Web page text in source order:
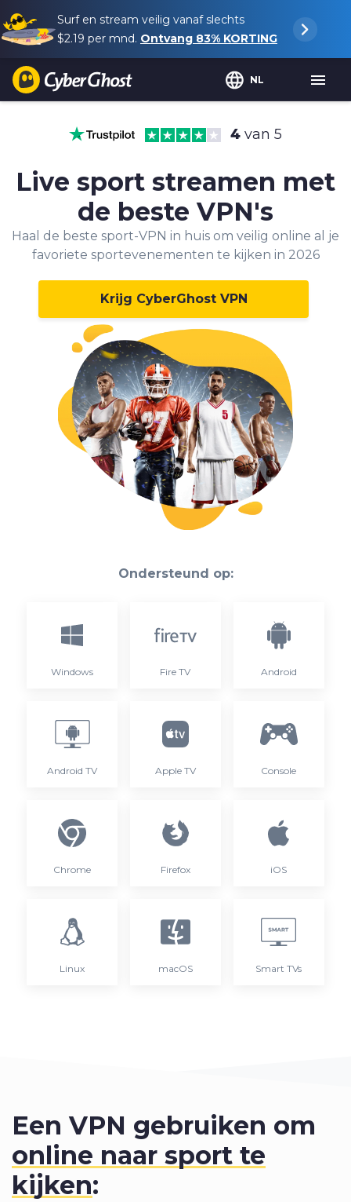
Surf en stream veilig vanaf slechts
$2.19 per mnd. Ontvang 83% KORTING
NL
4 van 5
Live sport streamen met
de beste VPN's
Haal de beste sport-VPN in huis om veilig online al je
favoriete sportevenementen te kijken in 2026
Krijg CyberGhost VPN
Ondersteund op:
Windows Fire TV Android
Android TV Apple TV Console
Chrome Firefox iOS
Linux macOS Smart TVs
Een VPN gebruiken om
online naar sport te
kijken: